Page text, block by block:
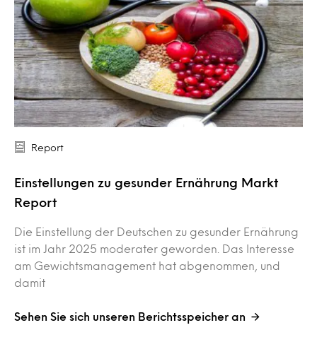
Report
Einstellungen zu gesunder Ernährung Markt
Report
Die Einstellung der Deutschen zu gesunder Ernährung
ist im Jahr 2025 moderater geworden. Das Interesse
am Gewichtsmanagement hat abgenommen, und
damit
Sehen Sie sich unseren Berichtsspeicher an